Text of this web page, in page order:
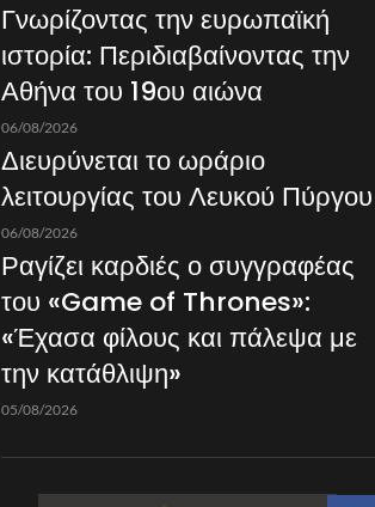
Γνωρίζοντας την ευρωπαϊκή
ιστορία: Περιδιαβαίνοντας την
Αθήνα του 19ου αιώνα
06/08/2026
Διευρύνεται το ωράριο
λειτουργίας του Λευκού Πύργου
06/08/2026
Ραγίζει καρδιές ο συγγραφέας
του «Game of Thrones»:
«Έχασα φίλους και πάλεψα με
την κατάθλιψη»
05/08/2026